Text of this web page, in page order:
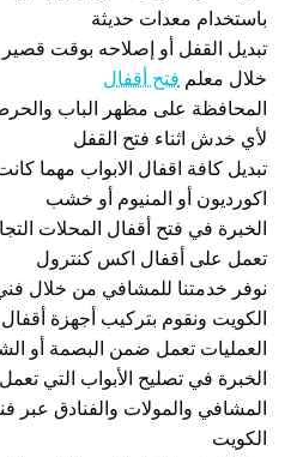
باستخدام معدات حديثة
تبديل القفل أو إصلاحه بوقت
خلال معلم فتح أقفال
المحافظة على مظهر الباب
لأي خدش اثناء فتح القفل
تبديل كافة اقفال الابواب مهما
اكورديون أو المنيوم أو خشب
الخبرة في فتح أقفال المحلات
تعمل على أقفال اكس كنترول
نوفر خدمتنا للمشافي من خلال
الكويت ونقوم بتركيب أجهزة
العمليات تعمل ضمن البصمة أو
الخبرة في تصليح الأبواب التي
المشافي والمولات والفنادق عبر
الكويت